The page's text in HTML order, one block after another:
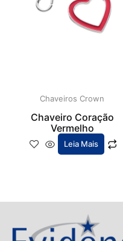
Chaveiros Crown
Chaveiro Coração
Vermelho
Leia Mais